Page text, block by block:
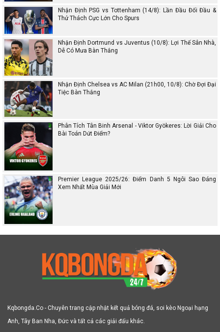
Nhận Định PSG vs Tottenham (14/8): Lần Đầu Đối Đầu &
Thử Thách Cực Lớn Cho Spurs
Nhận Định Dortmund vs Juventus (10/8): Lợi Thế Sân Nhà,
Dễ Có Mưa Bàn Thắng
Nhận Định Chelsea vs AC Milan (21h00, 10/8): Chờ Đợi Đại
Tiệc Bàn Thắng
Phân Tích Tân Binh Arsenal - Viktor Gyökeres: Lời Giải Cho
Bài Toán Dứt Điểm?
Premier League 2025/26: Điểm Danh 5 Ngôi Sao Đáng
Xem Nhất Mùa Giải Mới
Kqbongda.Co - Chuyên trang cập nhật kết quả bóng đá, soi kèo Ngoại hạng
Anh, Tây Ban Nha, Đức và tất cả các giải đấu khác.